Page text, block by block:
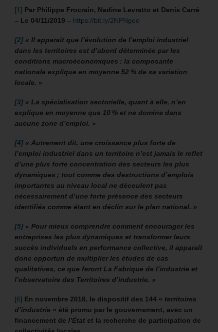
[1] Par Philippe Frocrain, Nadine Levratto et Denis Carré
– Le 04/11/2019 – https://bit.ly/2NPNgeo
[2] « Il apparaît que l’évolution de l’emploi industriel
dans les territoires est d’abord déterminée par les
conditions macroéconomiques : la composante
nationale explique en moyenne 52 % de sa variation
locale. »
[3] « La spécialisation sectorielle, quant à elle, n’en
explique en moyenne que 10 % et ne domine dans
aucune zone d’emploi. »
[4] « Autrement dit, une croissance plus forte de
l’emploi industriel dans un territoire n’est jamais le reflet
d’une plus forte concentration des secteurs les plus
dynamiques ; tout comme des destructions d’emplois
importantes au niveau local ne découlent pas
nécessairement d’une forte présence des secteurs
identifiés comme étant en déclin sur le plan national. »
[5] « Pour mieux comprendre comment encourager les
entreprises les plus dynamiques et transformer leurs
succès individuels en performance collective, il apparaît
donc opportun de multiplier les études de cas
qualitatives, ce que feront La Fabrique de l’industrie et
l’observatoire des Territoires d’industrie. »
[6] En novembre 2018, le dispositif des 144 « territoires
d’industrie » été promu par le gouvernement, avec un
financement de l’État et la recherche de participation de